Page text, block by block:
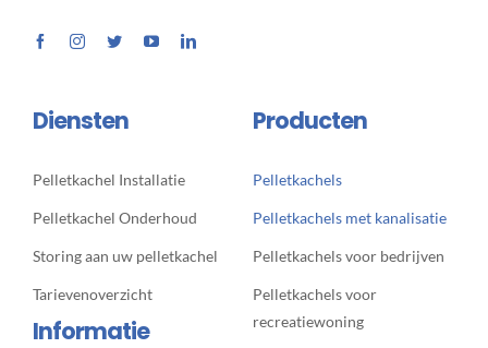
Diensten
Pelletkachel Installatie
Pelletkachel Onderhoud
Storing aan uw pelletkachel
Tarievenoverzicht
Informatie
Producten
Pelletkachels
Pelletkachels met kanalisatie
Pelletkachels voor bedrijven
Pelletkachels voor
recreatiewoning